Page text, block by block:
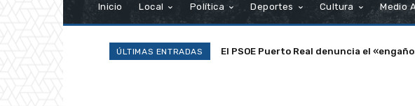
Inicio Local Política Deportes Cultura Medio
ÚLTIMAS ENTRADAS
El PSOE Puerto Real denuncia el
La Asociación Rampa de Puerto Real